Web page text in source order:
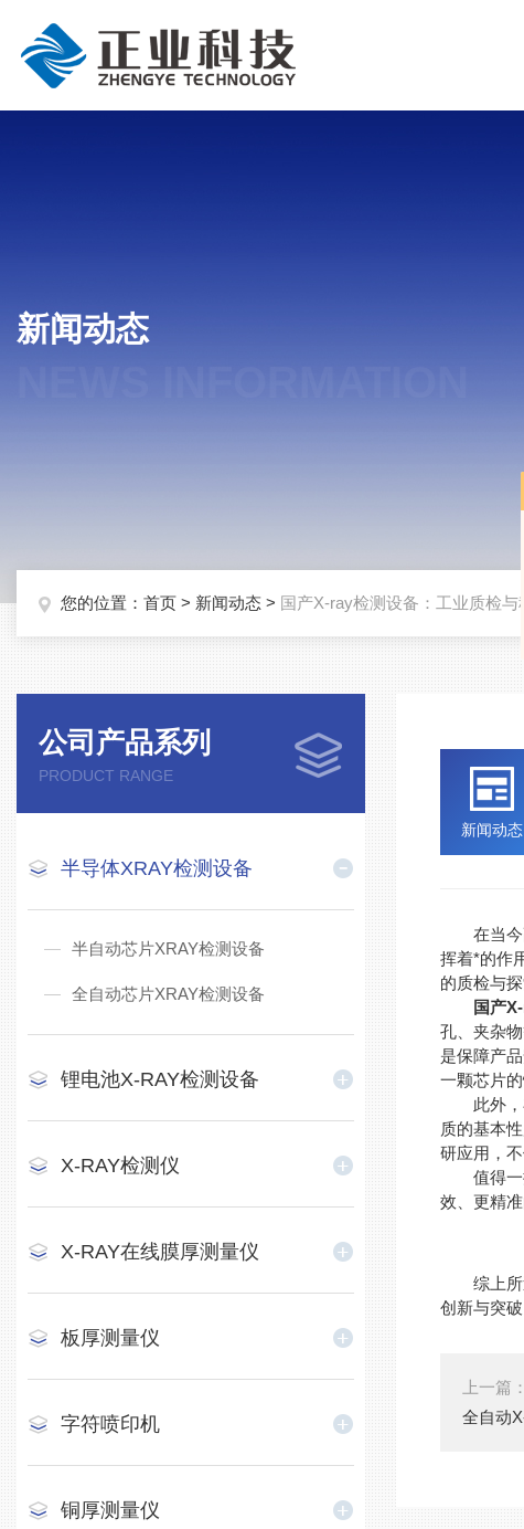
新闻动态
您的位置： 首页 > 新闻动态 > 国产X-ray检测设备：工业质检与
公司产品系列
PRODUCT RANGE
半导体XRAY检测设备
半自动芯片XRAY检测设备
全自动芯片XRAY检测设备
锂电池X-RAY检测设备
X-RAY检测仪
X-RAY在线膜厚测量仪
板厚测量仪
字符喷印机
铜厚测量仪
新闻动态
在当今高
挥着*的作
的质检与探
国产
孔、夹杂
是保障产
一颗芯片的
此外，在
质的基本
研应用，
值得一提
效、更精
综上所述
创新与突
上一篇：
全自动